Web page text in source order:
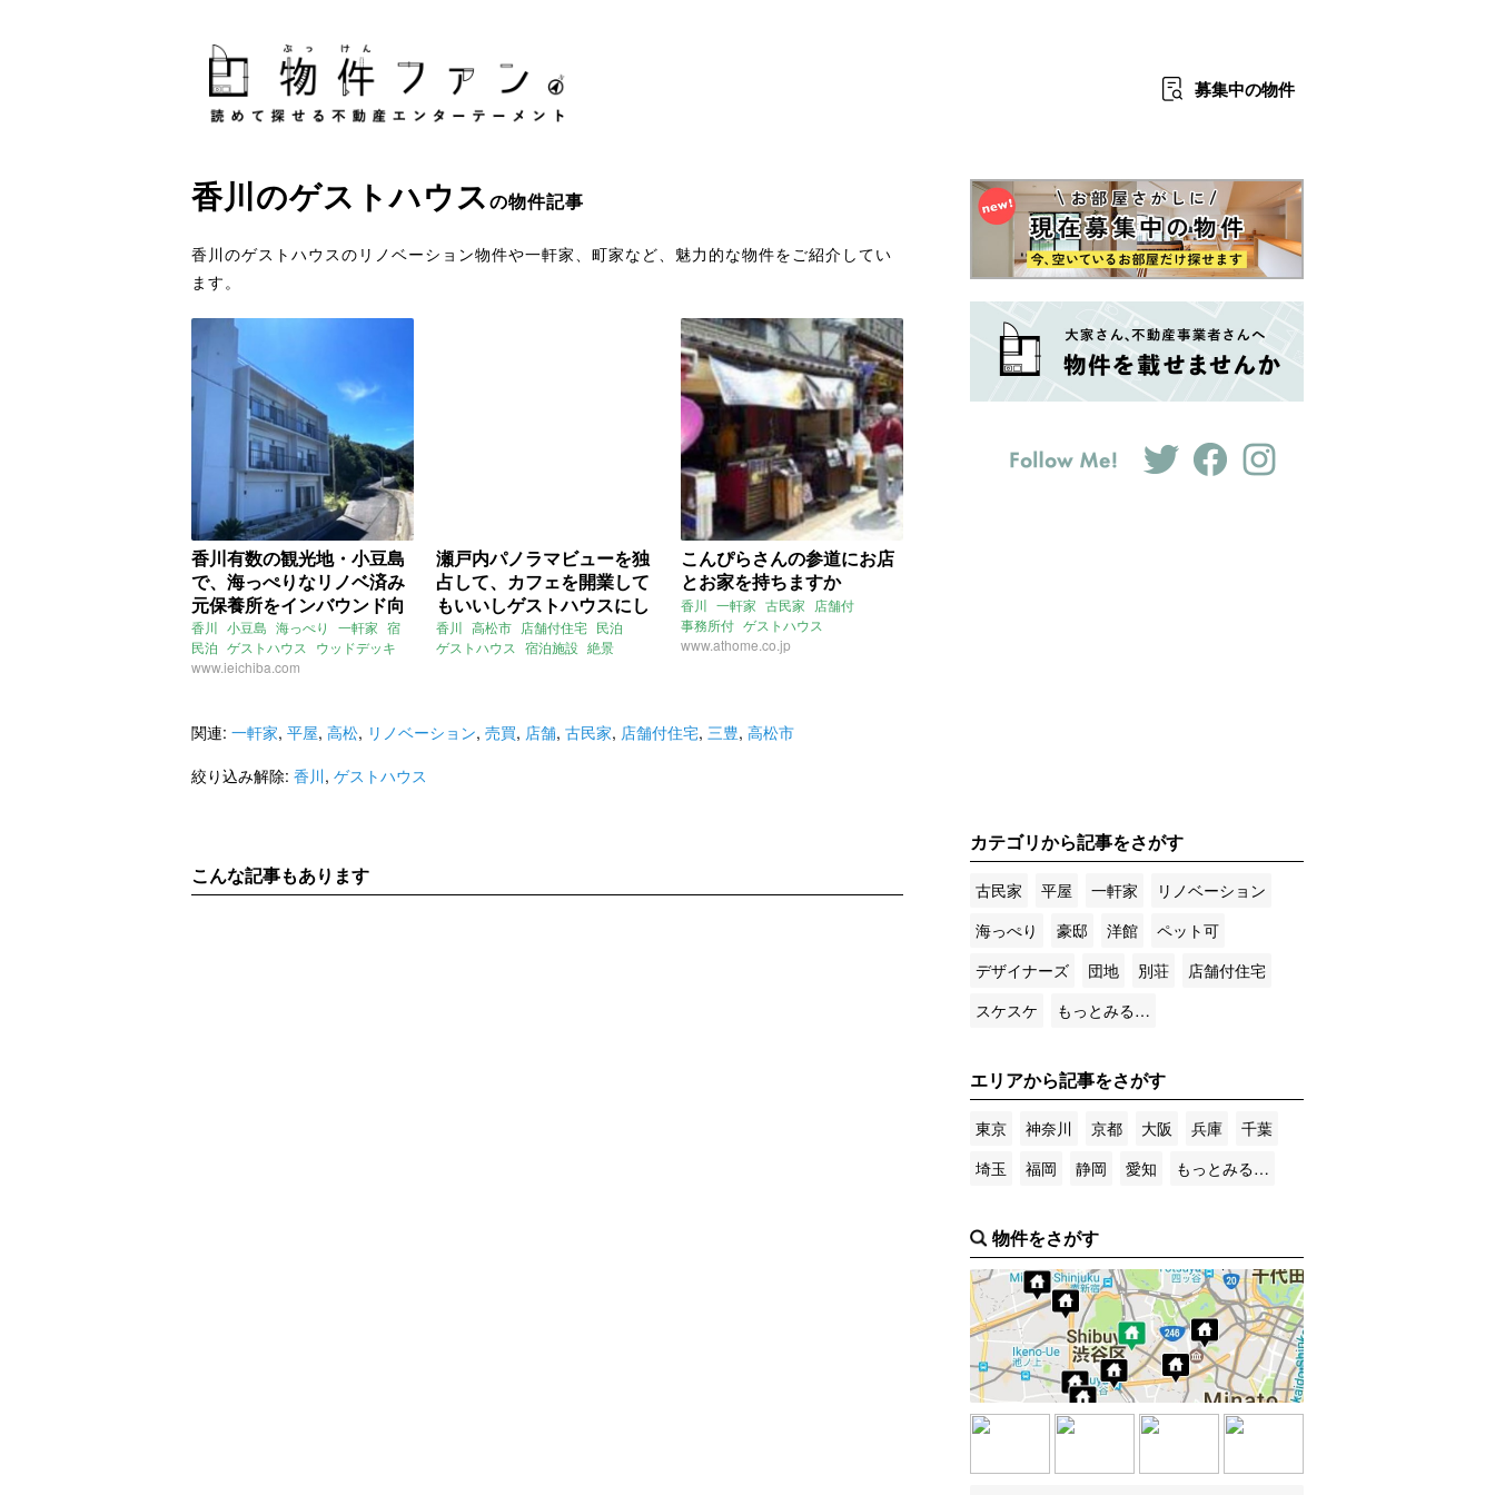
募集中の物件
香川のゲストハウスの物件記事
香川のゲストハウスのリノベーション物件や一軒家、町家など、魅力的な物件をご紹介してい
ます。
香川有数の観光地・小豆島
で、海っぺりなリノベ済み
元保養所をインバウンド向
け宿に!? (香川県小豆郡277
㎡の売買物件)
香川 小豆島 海っぺり 一軒家 宿
民泊 ゲストハウス
ウッドデッキ
プール ナイトプール
www.ieichiba.com
瀬戸内パノラマビューを独
占して、カフェを開業して
もいいしゲストハウスにし
てもいい。（香川県高松市
154㎡の賃貸・売買物件）
香川 高松市 店舗付住宅 民泊
ゲストハウス 宿泊施設 絶景
こんぴらさんの参道にお店
とお家を持ちますか
香川 一軒家 古民家
店舗付
事務所付 ゲストハウス
こんぴらさん
金刀比羅宮
www.athome.co.jp
関連: 一軒家, 平屋, 高松, リノベーション, 売買, 店舗, 古民家, 店舗付住宅, 三豊, 高松市
絞り込み解除: 香川, ゲストハウス
こんな記事もあります
カテゴリから記事をさがす
古民家 平屋 一軒家
リノベーション
海っぺり
豪邸 洋館
ペット可
デザイナーズ
団地 別荘
店舗付住宅
スケスケ
もっとみる…
エリアから記事をさがす
東京 神奈川 京都 大阪 兵庫
千葉
埼玉
福岡 静岡 愛知 もっとみる…
物件をさがす